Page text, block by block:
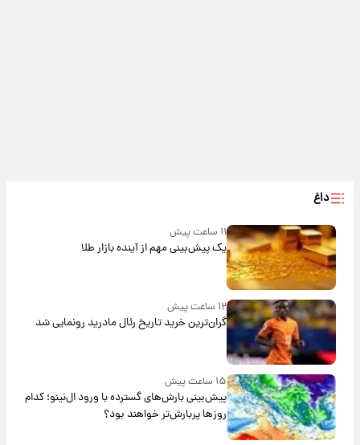
داغ
۱۱ ساعت پیش
یک پیش‌بینی مهم از آینده بازار طلا
۱۲ ساعت پیش
گران‌ترین خرید تاریخ رئال مادرید رونمایی شد
۱۵ ساعت پیش
پیش‌بینی بارش‌های گسترده با ورود ال‌نینو؛ کدام
روزها پربارش‌تر خواهند بود؟